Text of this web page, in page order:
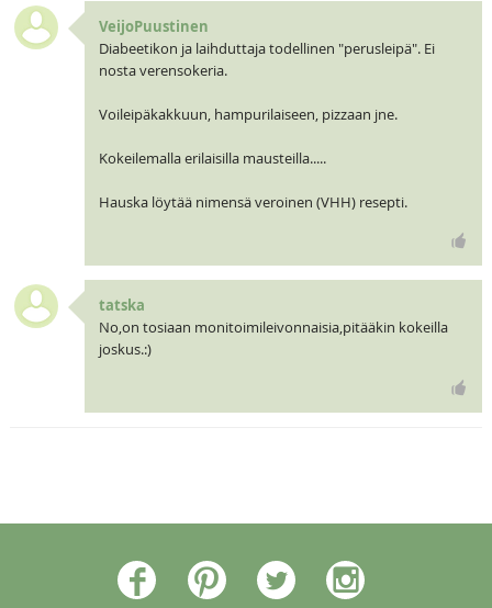
VeijoPuustinen
Diabeetikon ja laihduttaja todellinen "perusleipä". Ei
nosta verensokeria.
Voileipäkakkuun, hampurilaiseen, pizzaan jne.
Kokeilemalla erilaisilla mausteilla.....
Hauska löytää nimensä veroinen (VHH) resepti.
tatska
No,on tosiaan monitoimileivonnaisia,pitääkin kokeilla
joskus.:)